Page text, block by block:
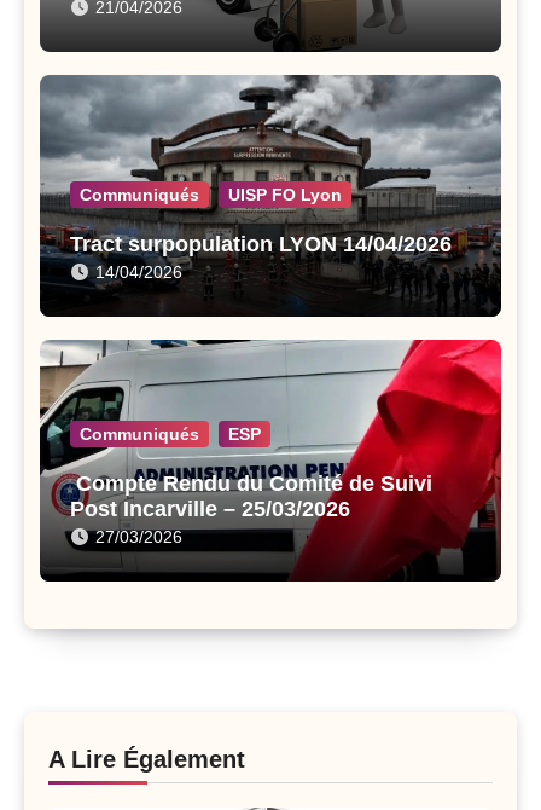
21/04/2026
Communiqués UISP FO Lyon
Tract surpopulation LYON 14/04/2026
14/04/2026
Communiqués ESP
Compte Rendu du Comité de Suivi
Post Incarville – 25/03/2026
27/03/2026
A Lire Également